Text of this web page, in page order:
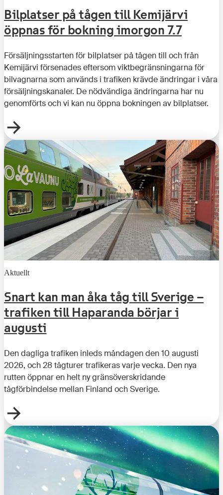
Bilplatser på tågen till Kemijärvi
öppnas för bokning imorgon 7.7
Försäljningsstarten för bilplatser på tågen till och från
Kemijärvi försenades eftersom viktbegränsningarna för
bilvagnarna som används i trafiken krävde ändringar i våra
försäljningskanaler. De nödvändiga ändringarna har nu
genomförts och vi kan nu öppna bokningen av bilplatser.
Aktuellt
Snart kan man åka tåg till Sverige –
trafiken till Haparanda börjar i
augusti
Den dagliga trafiken inleds måndagen den 10 augusti
2026, och 28 tågturer trafikeras varje vecka. Den nya
rutten öppnar en helt ny gränsöverskridande
tågförbindelse mellan Finland och Sverige.